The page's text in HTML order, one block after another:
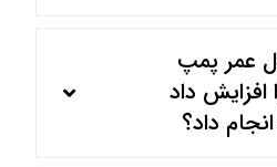
عمر پمپ
داد
داد؟